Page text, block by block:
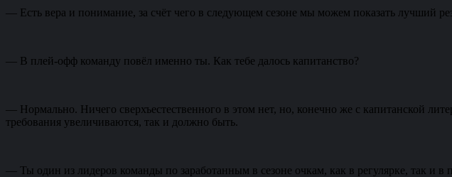
— Есть вера и понимание, за счёт чего в следующем сезоне мы можем показать лучший
— В плей-офф команду повёл именно ты. Как тебе далось капитанство?
— Нормально. Ничего сверхъестественного в этом нет, но, конечно же с капитанской
требования увеличиваются, так и должно быть.
— Ты один из лидеров команды по заработанным в сезоне очкам, как в регулярке, так и